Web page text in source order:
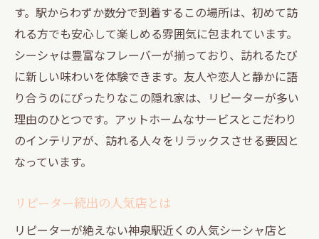
す。駅からわずか数分で到着するこの場所は、初めて訪
れる方でも安心して楽しめる雰囲気に包まれています。
シーシャは豊富なフレーバーが揃っており、訪れるたび
に新しい味わいを体験できます。友人や恋人と静かに語
り合うのにぴったりなこの隠れ家は、リピーターが多い
理由のひとつです。アットホームなサービスとこだわり
のインテリアが、訪れる人々をリラックスさせる要因と
なっています。
リピーター続出の人気店とは
リピーターが絶えない神泉駅近くの人気シーシャ店と